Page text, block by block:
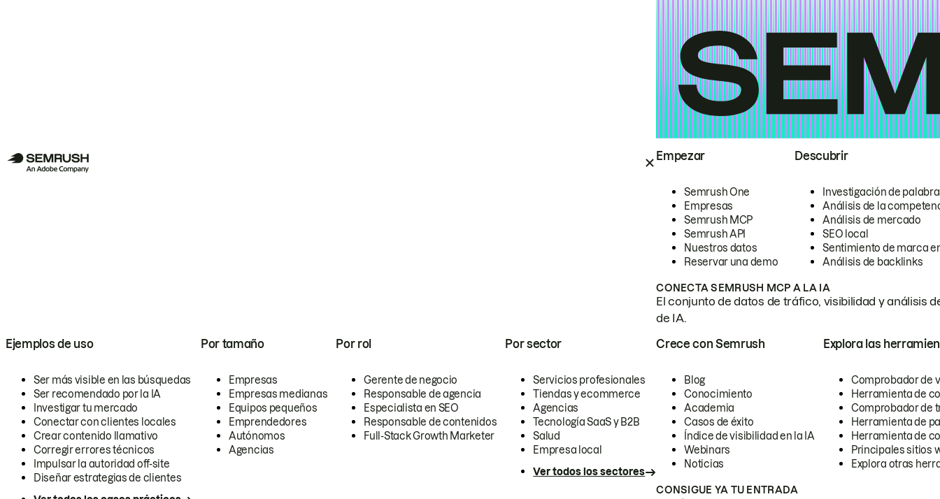
Empezar
Semrush One
Empresas
Semrush MCP
Semrush API
Nuestros datos
Reservar una demo
Descubrir
Investigación de
Análisis de la
Análisis de mercado
SEO local
Sentimiento de marca
Análisis de backlinks
CONECTA SEMRUSH MCP A LA IA
El conjunto de datos de tráfico, visibilidad y análisis
de IA.
Ejemplos de uso
Ser más visible en las búsquedas
Ser recomendado por la IA
Investigar tu mercado
Conectar con clientes locales
Crear contenido llamativo
Corregir errores técnicos
Impulsar la autoridad off-site
Diseñar estrategias de clientes
Por tamaño
Empresas
Empresas medianas
Equipos pequeños
Emprendedores
Autónomos
Agencias
Por rol
Gerente de negocio
Responsable de agencia
Especialista en SEO
Responsable de contenidos
Full-Stack Growth Marketer
Por sector
Servicios profesionales
Tiendas y ecommerce
Agencias
Tecnología SaaS y B2B
Salud
Empresa local
Ver todos los sectores
Crece con Semrush
Blog
Conocimiento
Academia
Casos de éxito
Índice de visibilidad en la IA
Webinars
Noticias
Explora las
Comprobador de
Herramienta de
Comprobador de
Herramienta de
Herramienta de
Principales sitios
Explora otras
CONSIGUE YA TU ENTRADA